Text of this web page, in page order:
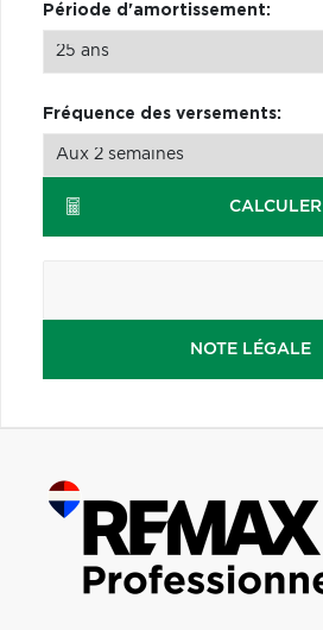
Période d'amortissement:
Fréquence des versements:
CALCULER
NOTE LÉGALE